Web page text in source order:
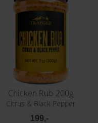
Chicken Rub 200g
Citrus & Black Pepper
199,-